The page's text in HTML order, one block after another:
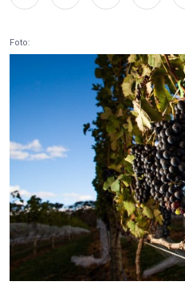
Foto: